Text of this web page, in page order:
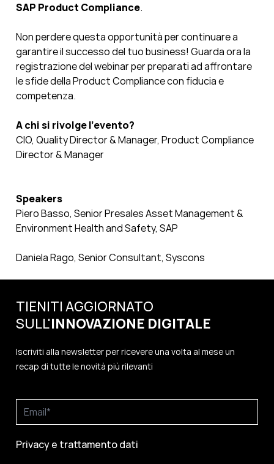
SAP Product Compliance.
Non perdere questa opportunità per continuare a
garantire il successo del tuo business! Guarda ora la
registrazione del webinar per preparati ad affrontare
le sfide della Product Compliance con fiducia e
competenza.
A chi si rivolge l’evento?
CIO, Quality Director & Manager, Product Compliance
Director & Manager
Speakers
Piero Basso, Senior Presales Asset Management &
Environment Health and Safety, SAP
Daniela Rago, Senior Consultant, Syscons
TIENITI AGGIORNATO
SULL'INNOVAZIONE DIGITALE
Iscriviti alla newsletter per ricevere una volta al mese un
recap di tutte le novità più rilevanti
Privacy e trattamento dati